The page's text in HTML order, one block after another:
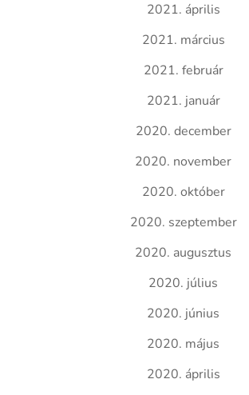
2021. április
2021. március
2021. február
2021. január
2020. december
2020. november
2020. október
2020. szeptember
2020. augusztus
2020. július
2020. június
2020. május
2020. április